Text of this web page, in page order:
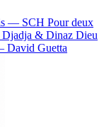
— SCH Pour deux
& Dinaz Dieu
David Guetta